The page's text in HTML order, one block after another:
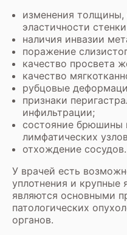
изменения толщины,
эластичности
наличия инвазии
поражение
качество просвета
качество
рубцовые
признаки
инфильтрации;
состояние брюшины
лимфатических
отхождение сосудов.
У врачей есть
уплотнения и крупные
являются основными
патологических
органов.